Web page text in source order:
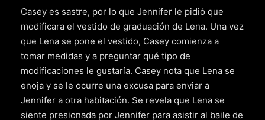
Casey es sastre, por lo que Jennifer le pidió que
modificara el vestido de graduación de Lena. Una vez
que Lena se pone el vestido, Casey comienza a
tomar medidas y a preguntar qué tipo de
modificaciones le gustaría. Casey nota que Lena se
enoja y se le ocurre una excusa para enviar a
Jennifer a otra habitación. Se revela que Lena se
siente presionada por Jennifer para asistir al baile de